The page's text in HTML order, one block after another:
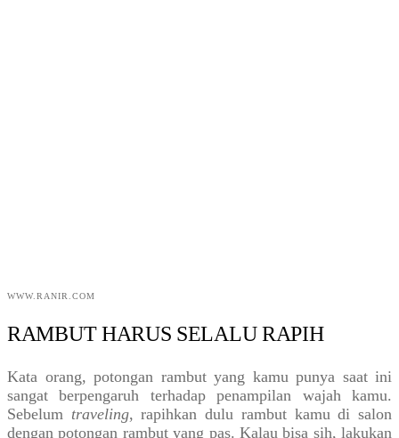
WWW.RANIR.COM
RAMBUT HARUS SELALU RAPIH
Kata orang, potongan rambut yang kamu punya saat ini
sangat berpengaruh terhadap penampilan wajah kamu.
Sebelum traveling, rapihkan dulu rambut kamu di salon
dengan potongan rambut yang pas. Kalau bisa sih, lakukan